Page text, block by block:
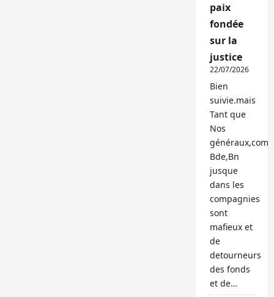
paix
fondée
sur la
justice
22/07/2026
Bien
suivie.mais
Tant que
Nos
généraux,com
Bde,Bn
jusque
dans les
compagnies
sont
mafieux et
de
detourneurs
des fonds
et de…